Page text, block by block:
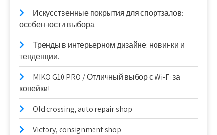
Искусственные покрытия для спортзалов:
особенности выбора.
Тренды в интерьерном дизайне: новинки и
тенденции.
MIKO G10 PRO / Отличный выбор с Wi-Fi за
копейки!
Old crossing, auto repair shop
Victory, consignment shop